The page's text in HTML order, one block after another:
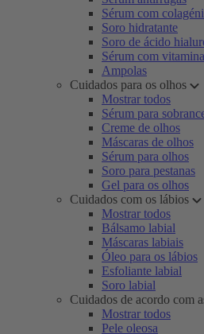
Sérum com
Soro hidratante
Soro de ácido
Sérum com
Ampolas
Cuidados para os olhos
Mostrar todos
Sérum para
Creme de olhos
Máscaras de olhos
Sérum para olhos
Soro para pestanas
Gel para os olhos
Cuidados com os lábios
Mostrar todos
Bálsamo labial
Máscaras labiais
Óleo para os lábios
Esfoliante labial
Soro labial
Cuidados de acordo com
Mostrar todos
Pele oleosa